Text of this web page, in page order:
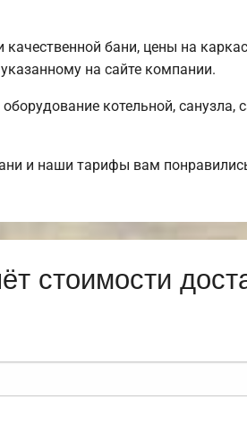
бани, цены на
на сайте компании.
котельной,
и наши тарифы вам
стоимости